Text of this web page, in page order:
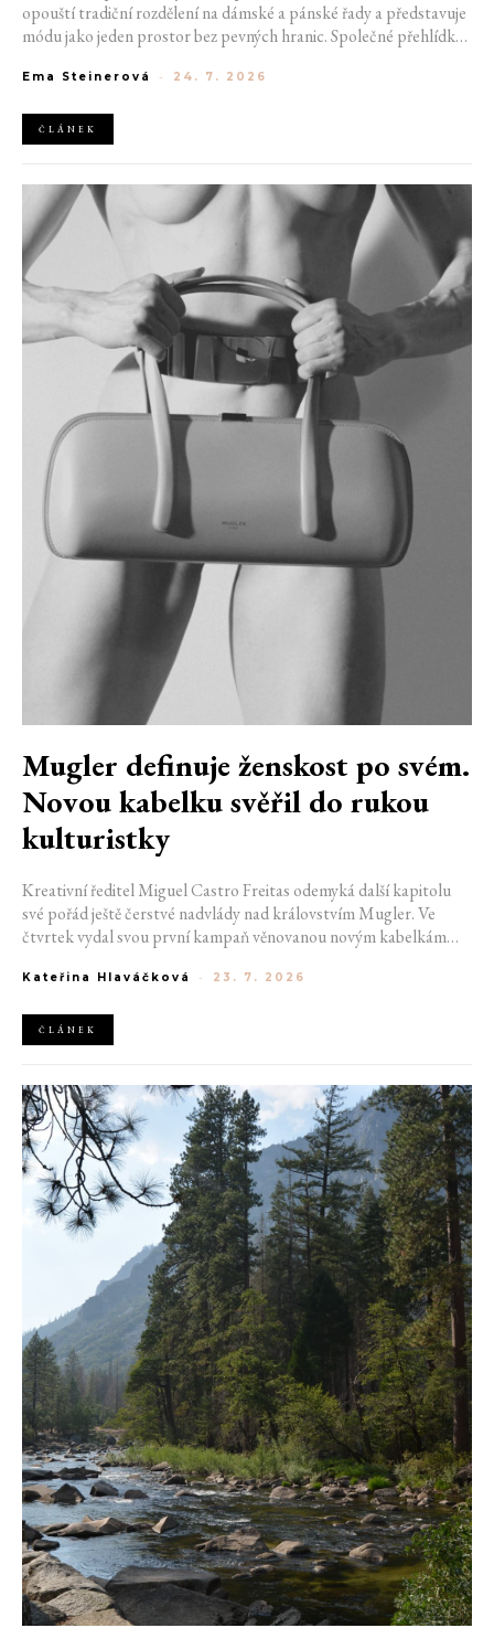
opouští tradiční rozdělení na dámské a pánské řady a představuje
módu jako jeden prostor bez pevných hranic. Společné přehlídky,
klasické týdny módy mohou brzy vypadat úplně jinak.
Ema Steinerová - 24. 7. 2026
ČLÁNEK
Mugler definuje ženskost po svém.
Novou kabelku svěřil do rukou
kulturistky
Kreativní ředitel Miguel Castro Freitas odemyká další kapitolu
své pořád ještě čerstvé nadvlády nad královstvím Mugler. Ve
čtvrtek vydal svou první kampaň věnovanou novým kabelkám
do módního domu dorazil. Umně mísí výrazy minulosti a dávných
Kateřina Hlaváčková - 23. 7. 2026
ČLÁNEK